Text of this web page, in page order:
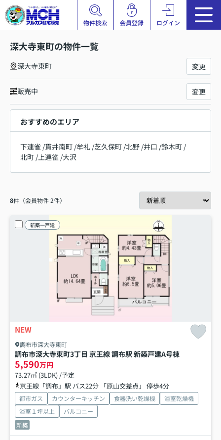
物件検索 会員登録 ログイン
深大寺東町の物件一覧
深大寺東町 変更
販売中 変更
おすすめのエリア
下連雀 /貫井南町 /牟礼 /芝久保町 /北野 /井口 /鈴木町 /
北町 / 上連雀 /大沢
8件（会員物件 2件）
新築一戸建
NEW
調布市深大寺東町
調布市深大寺東町3丁目 京王線 調布駅 新築戸建A号棟
5,590万円
73.27㎡ (3LDK) /予定
京王線「調布」駅 バス22分 「原山交差点」 停歩4分
都市ガス カウンターキッチン 食器洗い乾燥機
浴室乾燥機
浴室１坪以上
バルコニー
新築